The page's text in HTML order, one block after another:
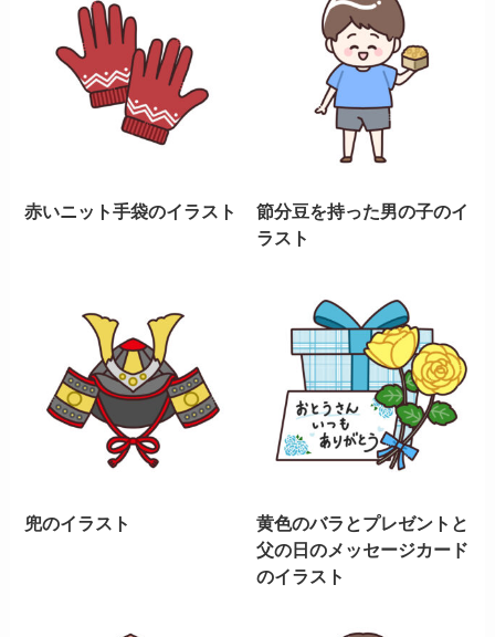
赤いニット手袋のイラスト
節分豆を持った男の子のイ
ラスト
兜のイラスト
黄色のバラとプレゼントと
父の日のメッセージカード
のイラスト